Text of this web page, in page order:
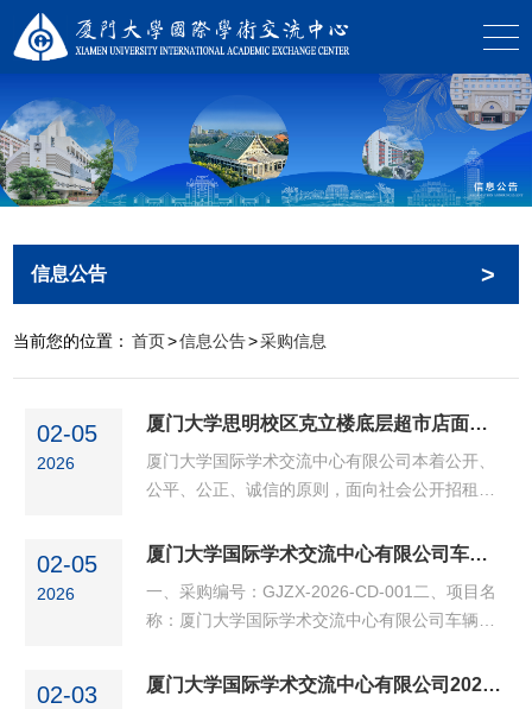
信息公告 >
当前您的位置： 首页>信息公告>采购信息
02-05
2026
厦门大学思明校区克立楼底层超市店面招租公告
厦门大学国际学术交流中心有限公司本着公开、
公平、公正、诚信的原则，面向社会公开招租厦
的投标人前来报名、参与竞租。一、招租项目：
（含公摊面积）,经营项目限定为校园超市，租金
底标价为800元/㎡。备注：本次招标无免租装修
标方式：通过综合评价，采用合理高价、择优中
02-05
2026
厦门大学国际学术交流中心有限公司车辆采购项目成交公告
一、采购编号：GJZX-2026-CD-001二、项目名
称：厦门大学国际学术交流中心有限公司车辆采
司四、成交金额：359600元特此公告。
02-03 厦门大学国际学术交流中心有限公司2026年安保人员劳务外包资格准入项目采购公告